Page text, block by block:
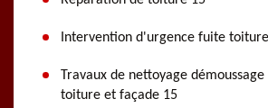
Intervention d'urgence fuite
Travaux de nettoyage
toiture et façade 15